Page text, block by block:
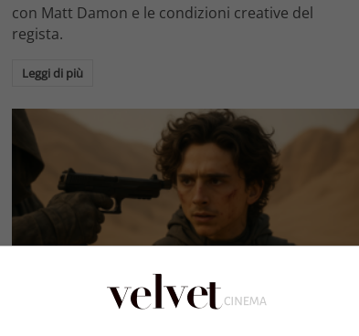
con Matt Damon e le condizioni creative del
regista.
Leggi di più